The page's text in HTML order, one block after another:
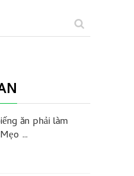
ăn phải làm
…